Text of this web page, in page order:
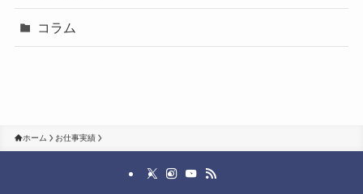
コラム
ホーム お仕事実績